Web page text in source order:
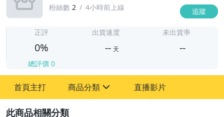
粉絲數 2 4小時前上線 追蹤
正評
0%
總評價 0
出貨速度
-- 天
未出貨率
--
首頁主打 商品分類 直播影片